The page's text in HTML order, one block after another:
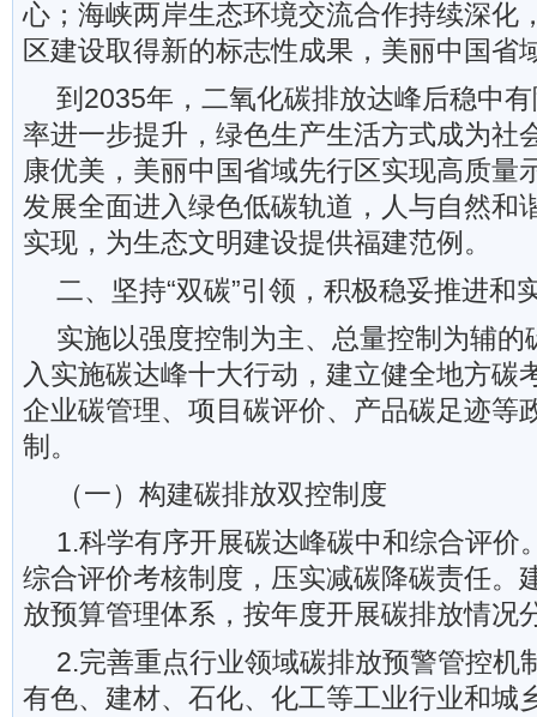
心；海峡两岸生态环境交流合作持续深化
区建设取得新的标志性成果，美丽中国省
到2035年，二氧化碳排放达峰后稳中
率进一步提升，绿色生产生活方式成为社
康优美，美丽中国省域先行区实现高质量
发展全面进入绿色低碳轨道，人与自然和
实现，为生态文明建设提供福建范例。
二、坚持“双碳”引领，积极稳妥推进和
实施以强度控制为主、总量控制为辅的
入实施碳达峰十大行动，建立健全地方碳
企业碳管理、项目碳评价、产品碳足迹等
制。
（一）构建碳排放双控制度
1.科学有序开展碳达峰碳中和综合评价
综合评价考核制度，压实减碳降碳责任。
放预算管理体系，按年度开展碳排放情况
2.完善重点行业领域碳排放预警管控机
有色、建材、石化、化工等工业行业和城